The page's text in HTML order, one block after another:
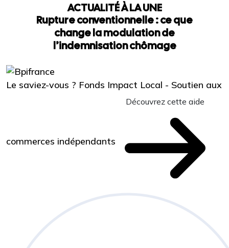
ACTUALITÉ À LA UNE
Rupture conventionnelle : ce que
change la modulation de
l’indemnisation chômage
Le saviez-vous ? Fonds Impact Local - Soutien aux
commerces indépendants
Découvrez cette aide